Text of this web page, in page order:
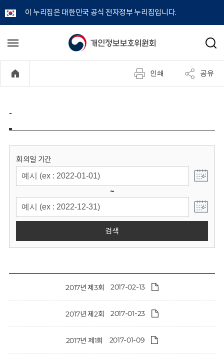
이 누리집은 대한민국 공식 전자정부 누리집입니다.
개
정
보
위
원
회
메
기
검
인쇄 공유
-
회의일 기간
~
검색
2017년 제3회 2017-02-13
2017년 제2회 2017-01-23
2017년 제1회 2017-01-09